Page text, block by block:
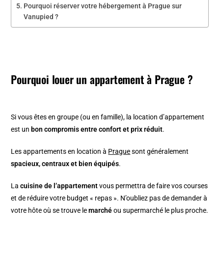
Pourquoi réserver votre hébergement à Prague sur
Vanupied ?
Pourquoi louer un appartement à Prague ?
Si vous êtes en groupe (ou en famille), la location d’appartement
est un bon compromis entre confort et prix réduit.
Les appartements en location à Praguesont généralement
spacieux, centraux et bien équipés.
Lacuisine de l’appartementvous permettra de faire vos courses
et de réduire votre budget « repas ». N’oubliez pas de demander à
votre hôte où se trouve lemarchéou supermarché le plus proche.